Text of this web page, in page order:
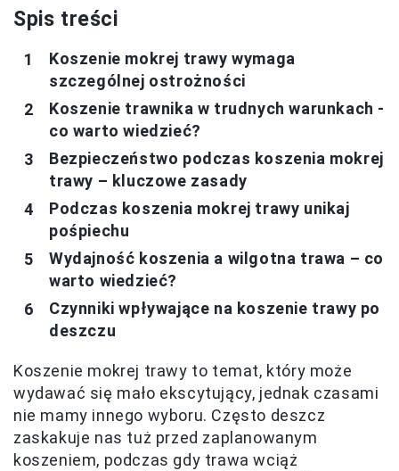
Spis treści
Koszenie mokrej trawy wymaga
szczególnej ostrożności
Koszenie trawnika w trudnych warunkach -
co warto wiedzieć?
Bezpieczeństwo podczas koszenia mokrej
trawy – kluczowe zasady
Podczas koszenia mokrej trawy unikaj
pośpiechu
Wydajność koszenia a wilgotna trawa – co
warto wiedzieć?
Czynniki wpływające na koszenie trawy po
deszczu
Koszenie mokrej trawy to temat, który może
wydawać się mało ekscytujący, jednak czasami
nie mamy innego wyboru. Często deszcz
zaskakuje nas tuż przed zaplanowanym
koszeniem, podczas gdy trawa wciąż